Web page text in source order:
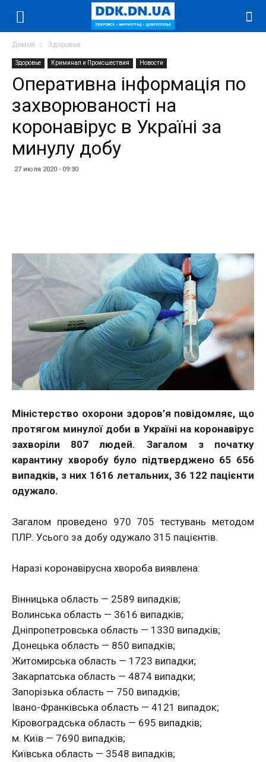
Домой Здоровье
Здоровье Криминал и Происшествия Новости
Оперативна інформація по
захворюваності на
коронавірус в Україні за
минулу добу
27 июля 2020 - 09:30
Міністерство охорони здоров’я повідомляє, що
протягом минулої доби в Україні на коронавірус
захворіли 807 людей. Загалом з початку
карантину хворобу було підтверджено 65 656
випадків, з них 1616 летальних, 36 122 пацієнти
одужало.
Загалом проведено 970 705 тестувань методом
ПЛР. Усього за добу одужало 315 пацієнтів.
Наразі коронавірусна хвороба виявлена:
Вінницька область — 2589 випадків;
Волинська область — 3616 випадків;
Дніпропетровська область — 1330 випадків;
Донецька область — 850 випадків;
Житомирська область — 1723 випадки;
Закарпатська область — 4874 випадки;
Запорізька область — 750 випадків;
Івано-Франківська область — 4121 випадок;
Кіровоградська область — 695 випадків;
м. Київ — 7690 випадків;
Київська область — 3548 випадків;